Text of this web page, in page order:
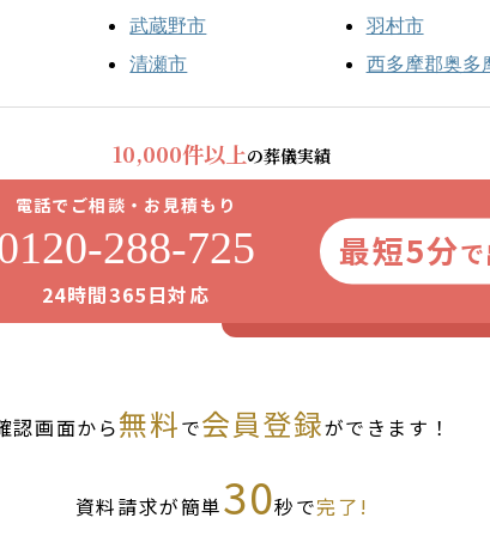
武蔵野市
清瀬市
羽村市
西多摩郡奥多
10,000件以上の葬儀実績
電話でご相談・お見積もり
288-725
24時間365日対応
最短5分
認画面から無料で会員登録ができます！
資料請求が簡単30秒で完了!